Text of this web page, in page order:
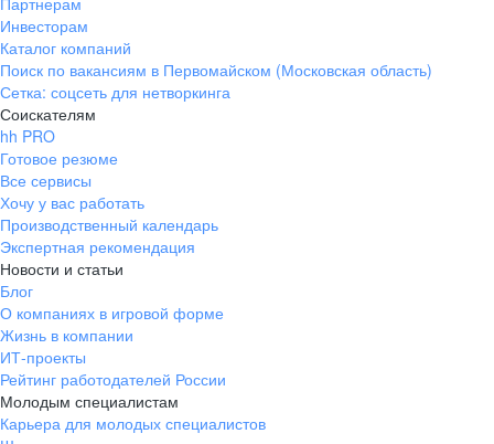
Инвесторам
Каталог компаний
Поиск по вакансиям в Первомайском (Московская область)
Сетка: соцсеть для нетворкинга
Соискателям
hh PRO
Готовое резюме
Все сервисы
Хочу у вас работать
Производственный календарь
Экспертная рекомендация
Новости и статьи
Блог
О компаниях в игровой форме
Жизнь в компании
ИТ-проекты
Рейтинг работодателей России
Молодым специалистам
Карьера для молодых специалистов